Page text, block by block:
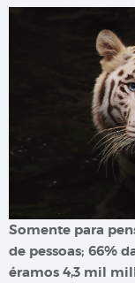
Somente para
de pessoas; 66%
éramos 4,3 mil